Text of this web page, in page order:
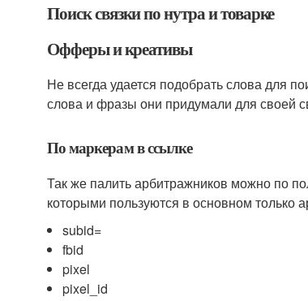
Поиск связки по нутра и товарке
Офферы и креативы
Не всегда удается подобрать слова для
слова и фразы они придумали для своей
По маркерам в ссылке
Так же палить арбитражников можно по
которыми пользуются в основном только
subid=
fbid
pixel
pixel_id